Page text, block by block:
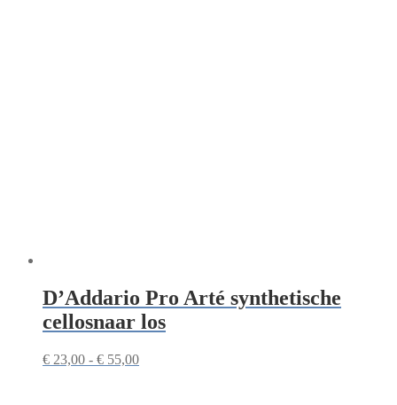
D’Addario Pro Arté synthetische
cellosnaar los
€ 23,00 - € 55,00Prijsklasse: